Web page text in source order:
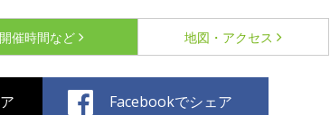
開催時間など 地図・アクセス
Facebookでシェア